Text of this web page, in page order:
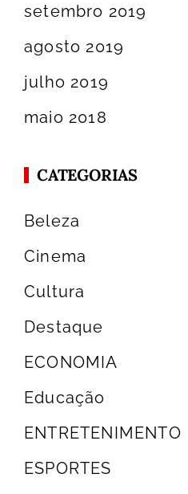
setembro 2019
agosto 2019
julho 2019
maio 2018
CATEGORIAS
Beleza
Cinema
Cultura
Destaque
ECONOMIA
Educação
ENTRETENIMENTO
ESPORTES